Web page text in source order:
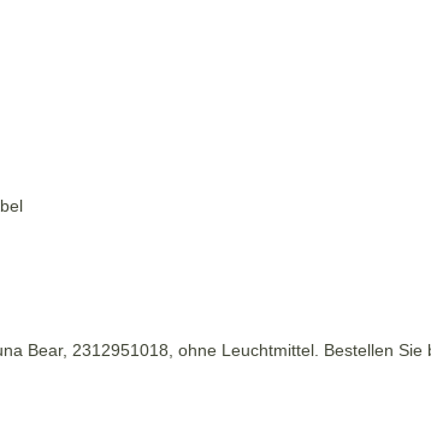
Bear, 2312951018, ohne Leuchtmittel. Bestellen